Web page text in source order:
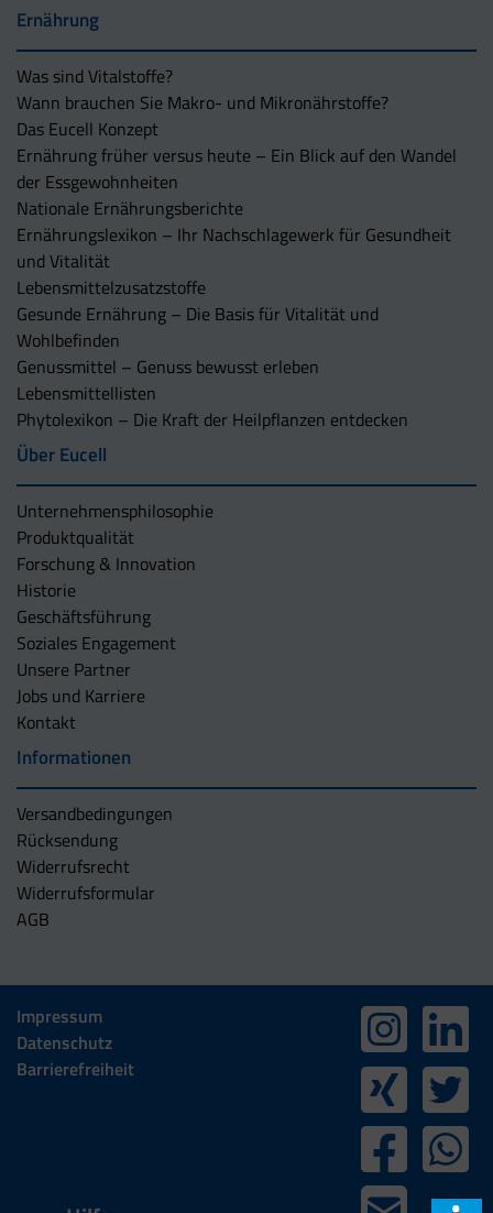
Ernährung
Was sind Vitalstoffe?
Wann brauchen Sie Makro- und Mikronährstoffe?
Das Eucell Konzept
Ernährung früher versus heute – Ein Blick auf den Wandel
der Essgewohnheiten
Nationale Ernährungsberichte
Ernährungslexikon – Ihr Nachschlagewerk für Gesundheit
und Vitalität
Lebensmittelzusatzstoffe
Gesunde Ernährung – Die Basis für Vitalität und
Wohlbefinden
Genussmittel – Genuss bewusst erleben
Lebensmittellisten
Phytolexikon – Die Kraft der Heilpflanzen entdecken
Über Eucell
Unternehmens­philosophie
Produktqualität
Forschung & Innovation
Historie
Geschäftsführung
Soziales Engagement
Unsere Partner
Jobs und Karriere
Kontakt
Informationen
Versandbedingungen
Rücksendung
Widerrufsrecht
Widerrufsformular
AGB
Impressum
Datenschutz
Barrierefreiheit